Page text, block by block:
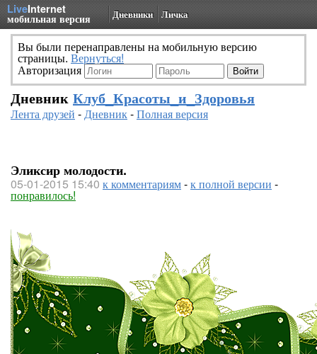
LiveInternet
мобильная версия Дневники Личка
Вы были перенаправлены на мобильную версию
страницы. Вернуться!
Авторизация
Дневник Клуб_Красоты_и_Здоровья
Лента друзей -Дневник-Полная версия
Эликсир молодости.
05-01-2015 15:40 к комментариям-к полной версии -
понравилось!